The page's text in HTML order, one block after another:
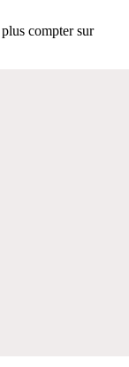
compter sur